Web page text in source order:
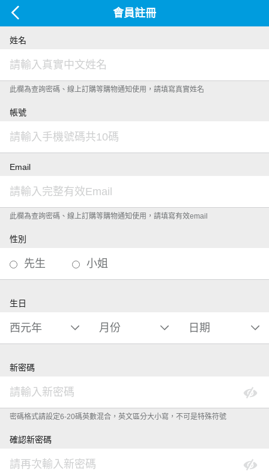
會員註冊
姓名
此欄為查詢密碼、線上訂購等購物通知使用，請填寫真實姓名
帳號
Email
此欄為查詢密碼、線上訂購等購物通知使用，請填寫有效email
性別
先生 小姐
生日
新密碼
密碼格式請設定6-20碼英數混合，英文區分大小寫，不可是特殊符號
確認新密碼